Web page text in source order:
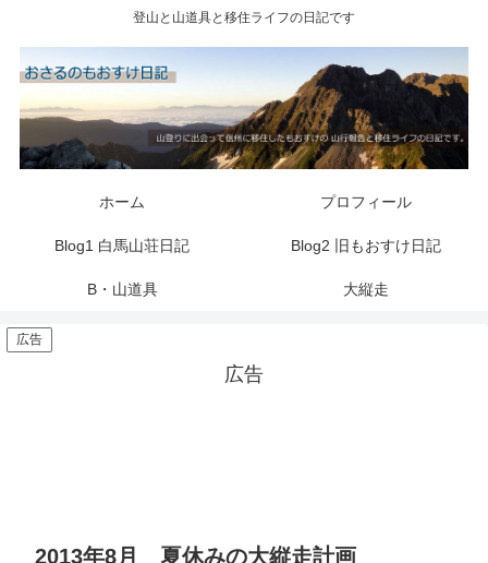
登山と山道具と移住ライフの日記です
ホーム プロフィール
Blog1 白馬山荘日記 Blog2 旧もおすけ日記
B・山道具 大縦走
広告
広告
2013年8月 夏休みの大縦走計画